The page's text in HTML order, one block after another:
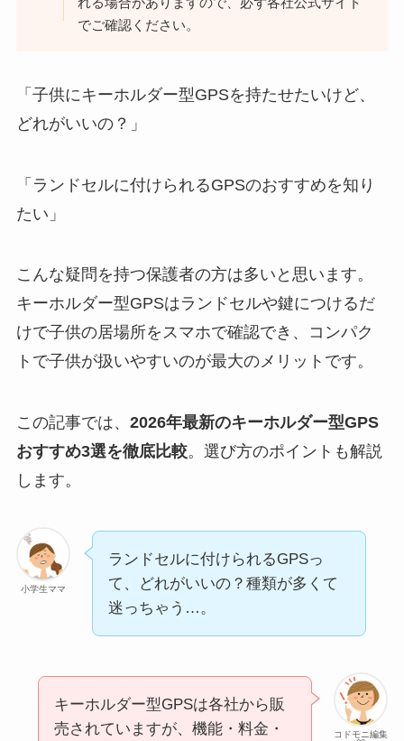
れる場合がありますので、必ず各社公式サイト
でご確認ください。
「子供にキーホルダー型GPSを持たせたいけど、
どれがいいの？」
「ランドセルに付けられるGPSのおすすめを知り
たい」
こんな疑問を持つ保護者の方は多いと思います。
キーホルダー型GPSはランドセルや鍵につけるだ
けで子供の居場所をスマホで確認でき、コンパク
トで子供が扱いやすいのが最大のメリットです。
この記事では、 2026年最新のキーホルダー型GPS
おすすめ3選を徹底比較。選び方のポイントも解説
します。
小学生ママ
ランドセルに付けられるGPSっ
て、どれがいいの？種類が多くて
迷っちゃう…。
コドモニ編集
キーホルダー型GPSは各社から販
売されていますが、機能・料金・